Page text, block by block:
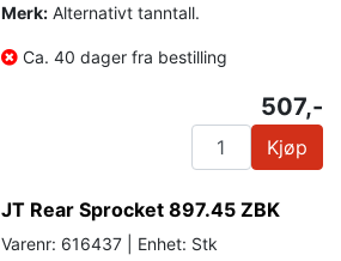
Merk: Alternativt tanntall.
Ca. 40 dager fra bestilling
507,-
Kjøp
JT Rear Sprocket 897.45 ZBK
Varenr: 616437 | Enhet: Stk